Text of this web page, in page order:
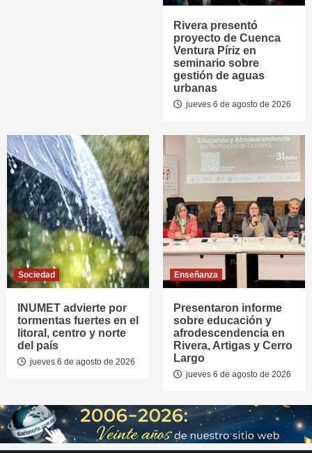
Rivera presentó
proyecto de Cuenca
Ventura Píriz en
seminario sobre
gestión de aguas
urbanas
jueves 6 de agosto de 2026
Sociedad
INUMET advierte por
tormentas fuertes en el
litoral, centro y norte
del país
jueves 6 de agosto de 2026
Enseñanza
Presentaron informe
sobre educación y
afrodescendencia en
Rivera, Artigas y Cerro
Largo
jueves 6 de agosto de 2026